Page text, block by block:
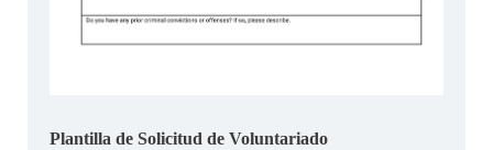
Plantilla de Solicitud de Voluntariado